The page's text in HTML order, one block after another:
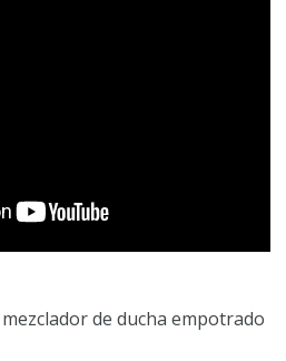
de ducha empotrado